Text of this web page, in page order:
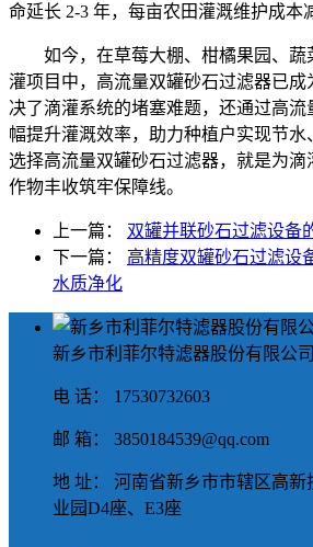
命延长 2-3 年，每亩农田灌溉维护成本
如今，在草莓大棚、柑橘果园、蔬
灌项目中，高流量双罐砂石过滤器已
决了滴灌系统的堵塞难题，还通过高
幅提升灌溉效率，助力种植户实现节水
选择高流量双罐砂石过滤器，就是为滴
作物丰收筑牢保障线。
上一篇： 双罐并联砂石过滤设备
下一篇： 高精度双罐砂石过滤设
水质净化
新乡市利菲尔特滤器股份有限公司
电 话： 17530732603
邮 箱： 3850184539@qq.com
地 址： 河南省新乡市市辖区高
业园D4座、E3座